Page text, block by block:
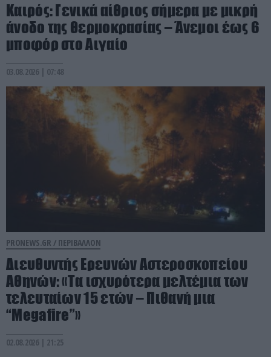
Καιρός: Γενικά αίθριος σήμερα με μικρή
άνοδο της θερμοκρασίας – Άνεμοι έως 6
μποφόρ στο Αιγαίο
03.08.2026 | 07:48
PRONEWS.GR / ΠΕΡΙΒΑΛΛΟΝ
Διευθυντής Ερευνών Αστεροσκοπείου
Αθηνών: «Τα ισχυρότερα μελτέμια των
τελευταίων 15 ετών – Πιθανή μια
“Μegafire”»
02.08.2026 | 21:25